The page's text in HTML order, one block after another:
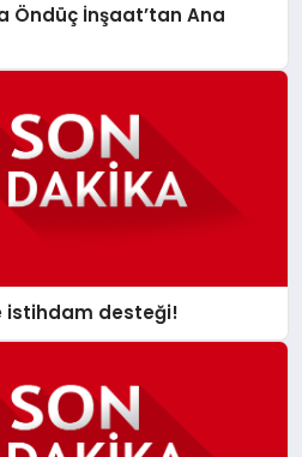
Öndüç İnşaat’tan Ana
istihdam desteği!